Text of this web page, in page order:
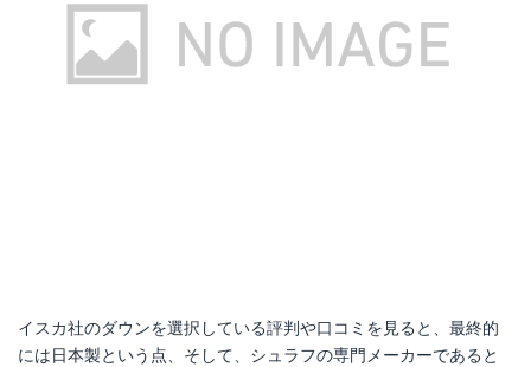
イスカ社のダウンを選択している評判や口コミを見ると、最終的
には日本製という点、そして、シュラフの専門メーカーであると